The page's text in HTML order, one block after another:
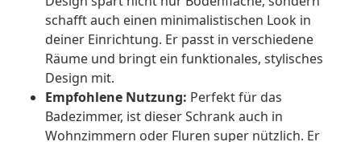
schafft auch einen minimalistischen Look in
deiner Einrichtung. Er passt in verschiedene
Räume und bringt ein funktionales, stylisches
Design mit.
Empfohlene Nutzung: Perfekt für das
Badezimmer, ist dieser Schrank auch in
Wohnzimmern oder Fluren super nützlich. Er